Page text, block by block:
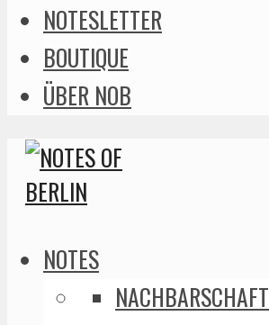
NOTESLETTER
BOUTIQUE
ÜBER NOB
NOTES
NACHBARSCHAFT